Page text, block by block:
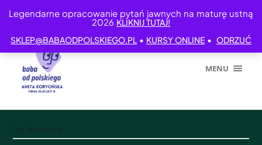
Legendarne opracowanie pytań jawnych na maturę ustną
2026 KLIKNIJ TUTAJ!
SKLEP@BABAODPOLSKIEGO.PL • KURSY ONLINE • ODRZUĆ
MENU